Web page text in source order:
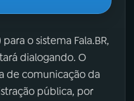
o sistema Fala.BR,
dialogando. O
de comunicação da
pública, por